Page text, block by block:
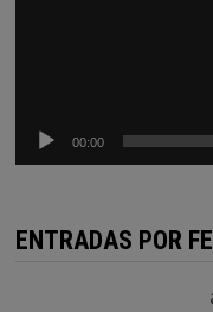
00:00
ENTRADAS POR